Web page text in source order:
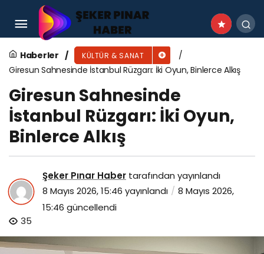
Haberler KÜLTÜR & SANAT
Giresun Sahnesinde İstanbul Rüzgarı: İki Oyun, Binlerce Alkış
Giresun Sahnesinde
İstanbul Rüzgarı: İki Oyun,
Binlerce Alkış
Şeker Pınar Haber tarafından yayınlandı
8 Mayıs 2026, 15:46 yayınlandı
8 Mayıs 2026,
15:46 güncellendi
35
Pazar Akşamına Kadar Sürecek Olan Teferiç
Şenlikleri Başladı